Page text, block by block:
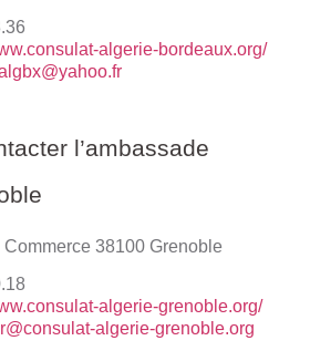
algerie-bordeaux.org/
l’ambassade
38100 Grenoble
algerie-grenoble.org/
algerie-grenoble.org